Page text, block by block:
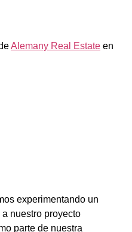
Alemany Real Estate en
experimentando un
nuestro proyecto
parte de nuestra